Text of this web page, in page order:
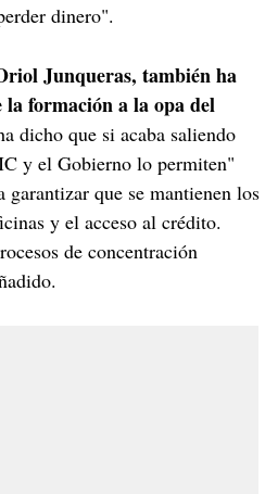
dinero".
Junqueras, también ha
la formación a la opa del
dicho que si acaba saliendo
y el Gobierno lo permiten"
que se mantienen los
y el acceso al crédito.
de concentración